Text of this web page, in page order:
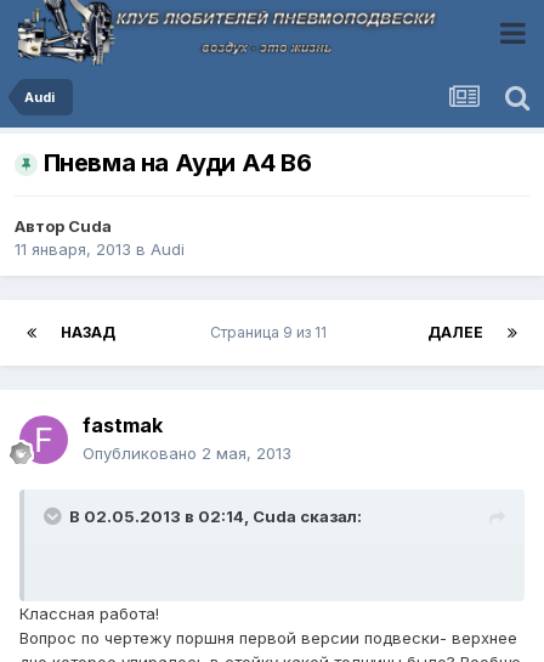
Audi
Пневма на Ауди А4 В6
Автор Cuda
11 января, 2013 в Audi
НАЗАД ДАЛЕЕ
Страница 9 из 11
fastmak
Опубликовано 2 мая, 2013
В 02.05.2013 в 02:14, Cuda сказал:
Классная работа!
Вопрос по чертежу поршня первой версии подвески- верхнее